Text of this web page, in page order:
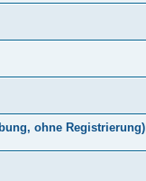
ohne Registrierung)